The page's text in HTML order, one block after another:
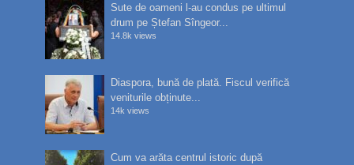
Sute de oameni l-au condus pe ultimul
drum pe Ștefan Sîngeor...
14.8k views
Diaspora, bună de plată. Fiscul verifică
veniturile obținute...
14k views
Cum va arăta centrul istoric după